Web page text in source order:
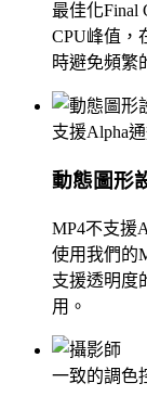
最佳化Final
CPU峰值，
時避免頻繁
支援Alpha
動態圖形
MP4不支援
使用我們的
支援透明度
用。
一致的調色